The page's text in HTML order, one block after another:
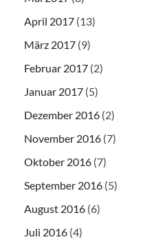
April 2017 (13)
März 2017 (9)
Februar 2017 (2)
Januar 2017 (5)
Dezember 2016 (2)
November 2016 (7)
Oktober 2016 (7)
September 2016 (5)
August 2016 (6)
Juli 2016 (4)